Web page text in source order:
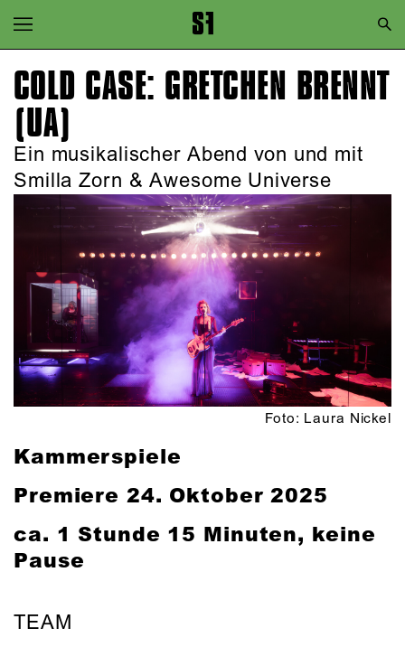
Zur Hauptnavigation springen
Zum Hauptinhalt springen
Zum Footer springen
COLD CASE: GRETCHEN BRENNT
(UA)
Ein musikalischer Abend von und mit
Smilla Zorn & Awesome Universe
Foto: Laura Nickel
Kammerspiele
Premiere 24. Oktober 2025
ca. 1 Stunde 15 Minuten, keine
Pause
TEAM